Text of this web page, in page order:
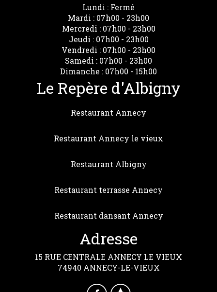
Lundi : Fermé
Mardi : 07h00 - 23h00
Mercredi : 07h00 - 23h00
Jeudi : 07h00 - 23h00
Vendredi : 07h00 - 23h00
Samedi : 07h00 - 23h00
Dimanche : 07h00 - 15h00
Le Repère d'Albigny
Restaurant Annecy
Restaurant Annecy le vieux
Restaurant Albigny
Restaurant terrasse Annecy
Restaurant dansant Annecy
Adresse
15 RUE CENTRALE ANNECY LE VIEUX
74940 ANNECY-LE-VIEUX